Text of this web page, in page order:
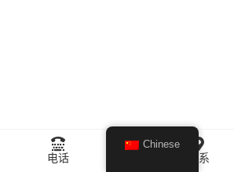
电话 联系
Chinese